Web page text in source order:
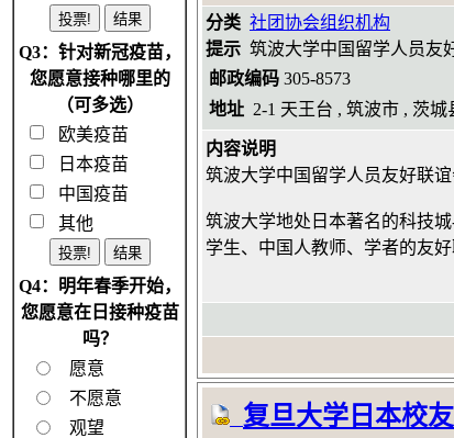
Q3：针对新冠疫苗，
您愿意接种哪里的
（可多选）
欧美疫苗
日本疫苗
中国疫苗
其他
Q4：明年春季开始，
您愿意在日接种疫苗
吗？
愿意
不愿意
观望
分类 社团协会组织机构
提示 筑波大学中国留学人员友
邮政编码 305-8573
地址 2-1 天王台 , 筑波市 , 茨城
内容说明
筑波大学中国留学人员友好联
筑波大学地处日本著名的科技
学生、中国人教师、学者的友好
复旦大学日本校